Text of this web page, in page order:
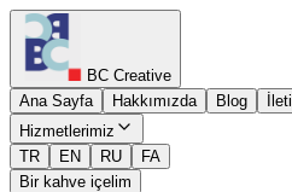
BC Creative
Ana Sayfa
Hakkımızda Blog
Hizmetlerimiz
TR
EN RU
FA
Bir kahve içelim